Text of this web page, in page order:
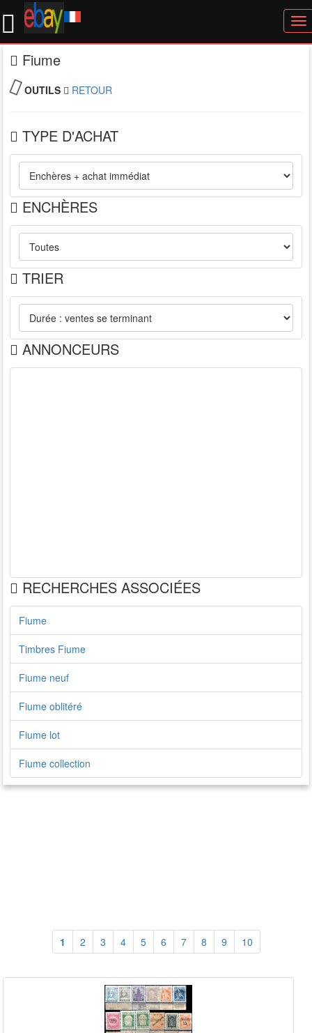
Fiume
OUTILS RETOUR
TYPE D'ACHAT
ENCHÈRES
TRIER
ANNONCEURS
RECHERCHES ASSOCIÉES
Fiume
Timbres Fiume
Fiume neuf
Fiume oblitéré
Fiume lot
Fiume collection
1 2 3 4 5 6 7 8 9 10